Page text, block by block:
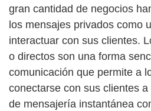
gran cantidad de negocios
los mensajes privados como
interactuar con sus clientes.
o directos son una forma
comunicación que permite a
conectarse con sus clientes
de mensajería instantánea